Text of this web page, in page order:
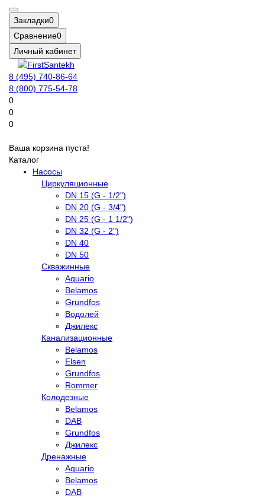
Закладки0
Сравнение0
Личный кабинет
8 (495) 740-86-64
8 (800) 775-54-78
0
0
0
Ваша корзина пуста!
Каталог
Насосы
Циркуляционные
DN 15 (G - 1/2")
DN 20 (G - 3/4")
DN 25 (G - 1 1/2")
DN 32 (G - 2")
DN 40
DN 50
Скважинные
Aquario
Belamos
Grundfos
Водолей
Джилекс
Канализационные
Belamos
Elsen
Grundfos
Rommer
Колодезные
Belamos
DAB
Grundfos
Джилекс
Дренажные
Aquario
Belamos
DAB